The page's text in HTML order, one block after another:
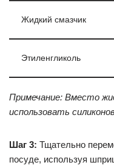
Жидкий смазчик
Этиленгликоль
Примечание: Вместо
использовать
Шаг 3: Тщательно
посуде, используя